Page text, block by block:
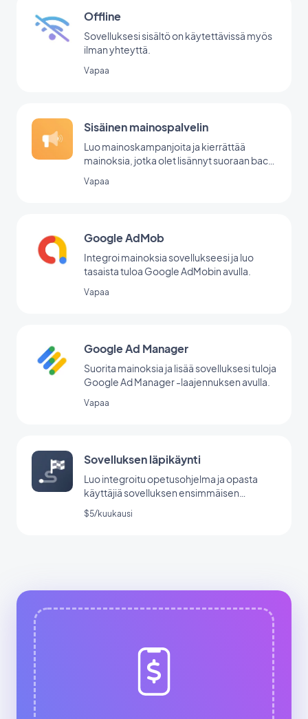
Offline
Sovelluksesi sisältö on käytettävissä myös
ilman yhteyttä.
Vapaa
Sisäinen mainospalvelin
Luo mainoskampanjoita ja kierrättää
mainoksia, jotka olet lisännyt suoraan back
Vapaa
Google AdMob
Integroi mainoksia sovellukseesi ja luo
tasaista tuloa Google AdMobin avulla.
Vapaa
Google Ad Manager
Suorita mainoksia ja lisää sovelluksesi tuloja
Google Ad Manager -laajennuksen avulla.
Vapaa
Sovelluksen läpikäynti
Luo integroitu opetusohjelma ja opasta
käyttäjiä sovelluksen ensimmäisen
käynnistyksen aikana.
$5/kuukausi